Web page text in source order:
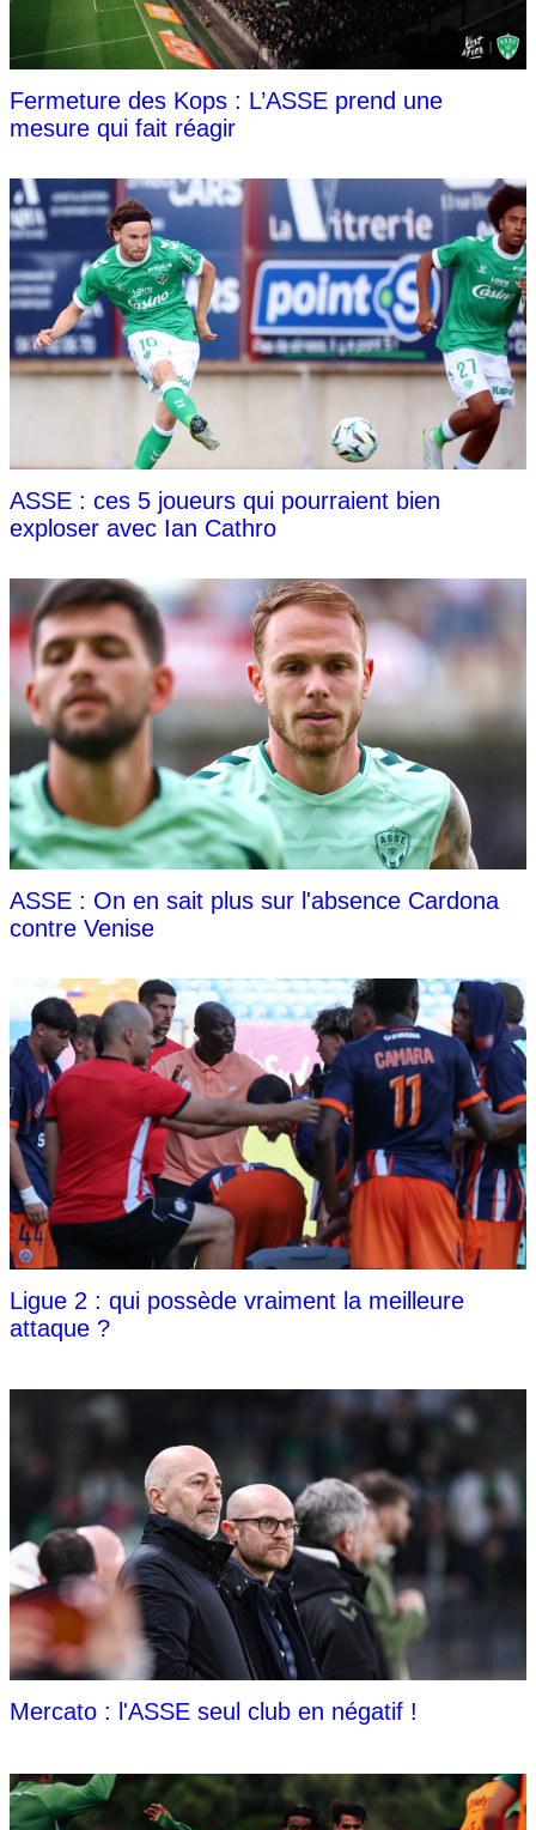
Fermeture des Kops : L’ASSE prend une
mesure qui fait réagir
ASSE : ces 5 joueurs qui pourraient bien
exploser avec Ian Cathro
ASSE : On en sait plus sur l'absence Cardona
contre Venise
Ligue 2 : qui possède vraiment la meilleure
attaque ?
Mercato : l'ASSE seul club en négatif !